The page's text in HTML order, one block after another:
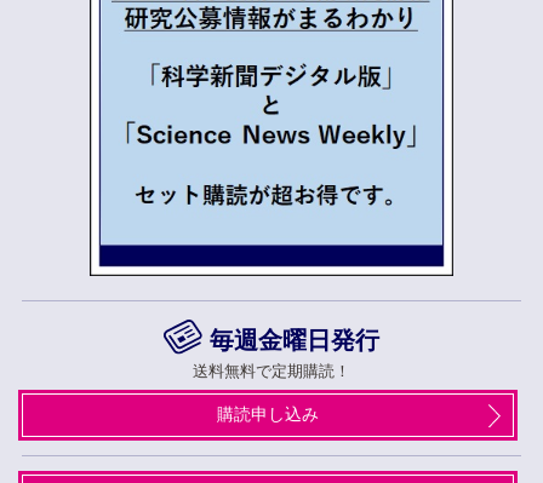
毎週金曜日発行
送料無料で定期購読！
購読申し込み